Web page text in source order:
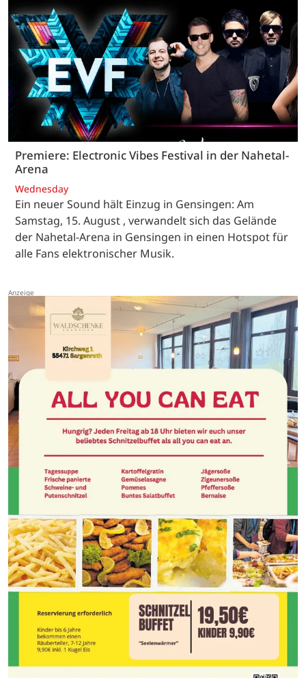
Premiere: Electronic Vibes Festival in der Nahetal-
Arena
Wednesday
Ein neuer Sound hält Einzug in Gensingen: Am
Samstag, 15. August , verwandelt sich das Gelände
der Nahetal-Arena in Gensingen in einen Hotspot für
alle Fans elektronischer Musik.